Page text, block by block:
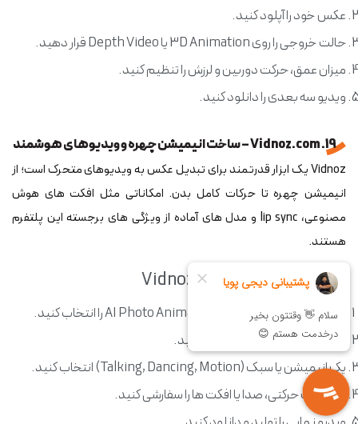
عکس خود را آپلود کنید.
حالت خروجی را روی 3D Animation یا Depth Video قرار دهید.
میزان عمق، حرکت دوربین و لرزش را تنظیم کنید.
ویدیو سه بعدی را دانلود کنید.
19. Vidnoz.com – ساخت انیمیشن چهره و ویدیوهای هوشمند
Vidnoz یک ابزار قدرتمند برای تبدیل عکس به ویدیوهای متحرک است؛ از
انیمیشن چهره تا حرکات کامل بدن. امکاناتی مثل افکت های هوش
مصنوعی، lip sync و مدل های آماده از ویژگی های برجسته این پلتفرم
هستند.
مراحل استفاده از Vidnoz.com
واردVidnozشوید و بخش AI Photo Animation را انتخاب کنید.
عکس چهره یا سوژه تان را آپلود کنید.
یک انیمیشن یا سبک (Talking, Dancing, Motion) انتخاب کنید.
تنظیمات حرکتی، صدا یا افکت ها را سفارشی کنید.